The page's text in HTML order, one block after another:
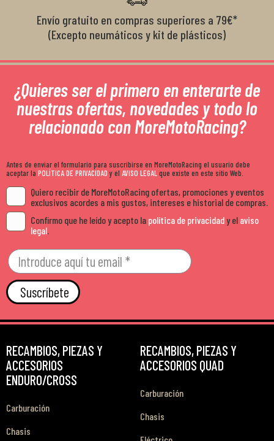
Envío gratuito en compras superiores a 79€*
(Excepto neumáticos y kit de plásticos)
¿Quieres ser el primero en enterarte de
nuestras ofertas, novedades y todo lo
relacionado con MoreMotoRacing?
Antes de enviar el formulario para suscribirse en MoreMotoRacing el usuario debe
aceptar la POLÍTICA DE PRIVACIDADy el AVISO LEGALque existe en este sitio Web.
Quiero recibir de MoreMotoRacing ofertas, promociones y eventos
exclusivos acordes a mis gustos, intereses e historial de compras.
Confirmo que he leído y acepto la política de privacidady el aviso
legal.
Suscríbete
RECAMBIOS, PIEZAS Y
ACCESORIOS
ENDURO/CROSS
Carburación
Chasis
RECAMBIOS, PIEZAS Y
ACCESORIOS QUAD
Carburación
Chasis